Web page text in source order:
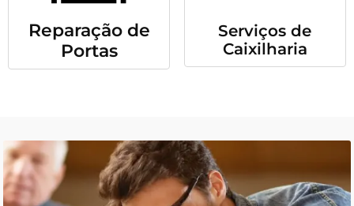
Reparação de
Portas
Serviços de
Caixilharia